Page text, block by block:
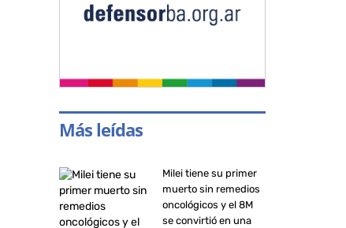
Más leídas
Milei tiene su primer
muerto sin remedios
oncológicos y el 8M
se convirtió en una